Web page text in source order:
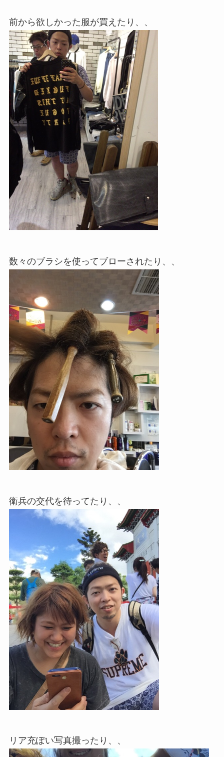
前から欲しかった服が買えたり、、
数々のブラシを使ってブローされたり、、
衛兵の交代を待ってたり、、
リア充ぽい写真撮ったり、、